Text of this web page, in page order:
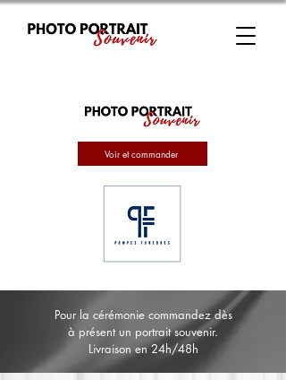
Voir et commander
Pour la cérémonie commandez dès
à présent un portrait souvenir.
Livraison en 24h/48h